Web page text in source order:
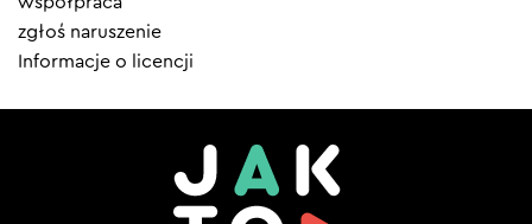
zgłoś naruszenie
Informacje o licencji